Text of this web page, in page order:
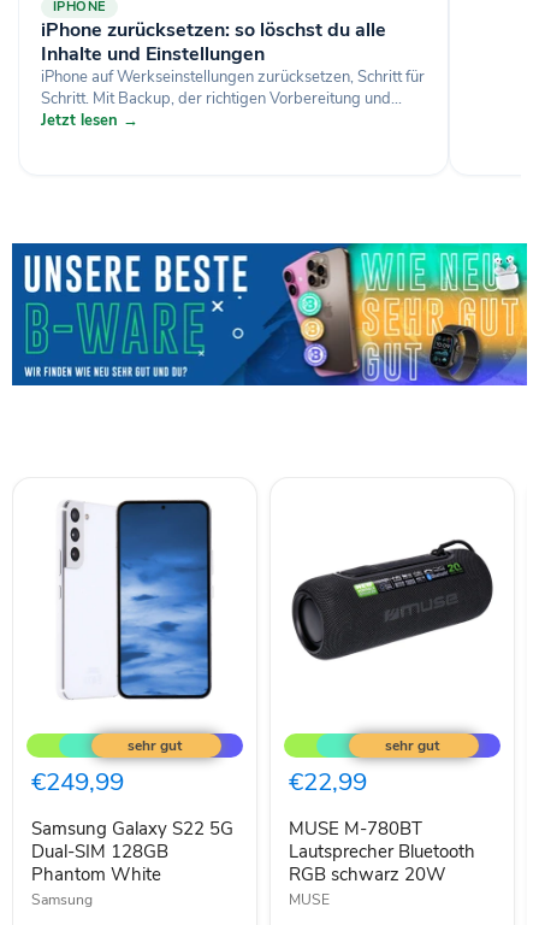
IPHONE
iPhone zurücksetzen: so löschst du alle
Inhalte und Einstellungen
iPhone auf Werkseinstellungen zurücksetzen, Schritt für
Schritt. Mit Backup, der richtigen Vorbereitung und...
Jetzt lesen →
Galaxy
S22
5G
Dual-
128GB
Phantom
White
€249,99
Samsung Galaxy S22 5G
Dual-SIM 128GB
Phantom White
Samsung
M-
780BT
Lautsprecher
Bluetooth
schwarz
20W
€22,99
MUSE M-780BT
Lautsprecher Bluetooth
RGB schwarz 20W
MUSE